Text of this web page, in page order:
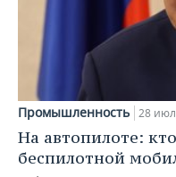
Промышленность 28
На автопилоте:
беспилотной